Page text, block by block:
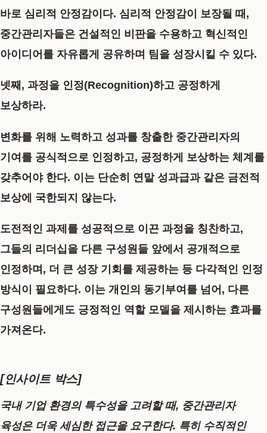
바로 심리적 안정감이다. 심리적 안정감이 보장될 때,
중간관리자들은 건설적인 비판을 수용하고 혁신적인
아이디어를 자유롭게 공유하며 팀을 성장시킬 수 있다.
넷째, 과정을 인정(Recognition)하고 공정하게
보상하라.
변화를 위해 노력하고 성과를 창출한 중간관리자의
기여를 공식적으로 인정하고, 공정하게 보상하는 체계를
갖추어야 한다. 이는 단순히 연말 성과급과 같은 금전적
보상에 국한되지 않는다.
도전적인 과제를 성공적으로 이끈 과정을 칭찬하고,
그들의 리더십을 다른 구성원들 앞에서 공개적으로
인정하며, 더 큰 성장 기회를 제공하는 등 다각적인 인정
방식이 필요하다. 이는 개인의 동기부여를 넘어, 다른
구성원들에게도 긍정적인 역할 모델을 제시하는 효과를
가져온다.
[인사이트 박스]
국내 기업 환경의 특수성을 고려할 때, 중간관리자
육성은 더욱 세심한접근을 요구한다. 특히 수직적인